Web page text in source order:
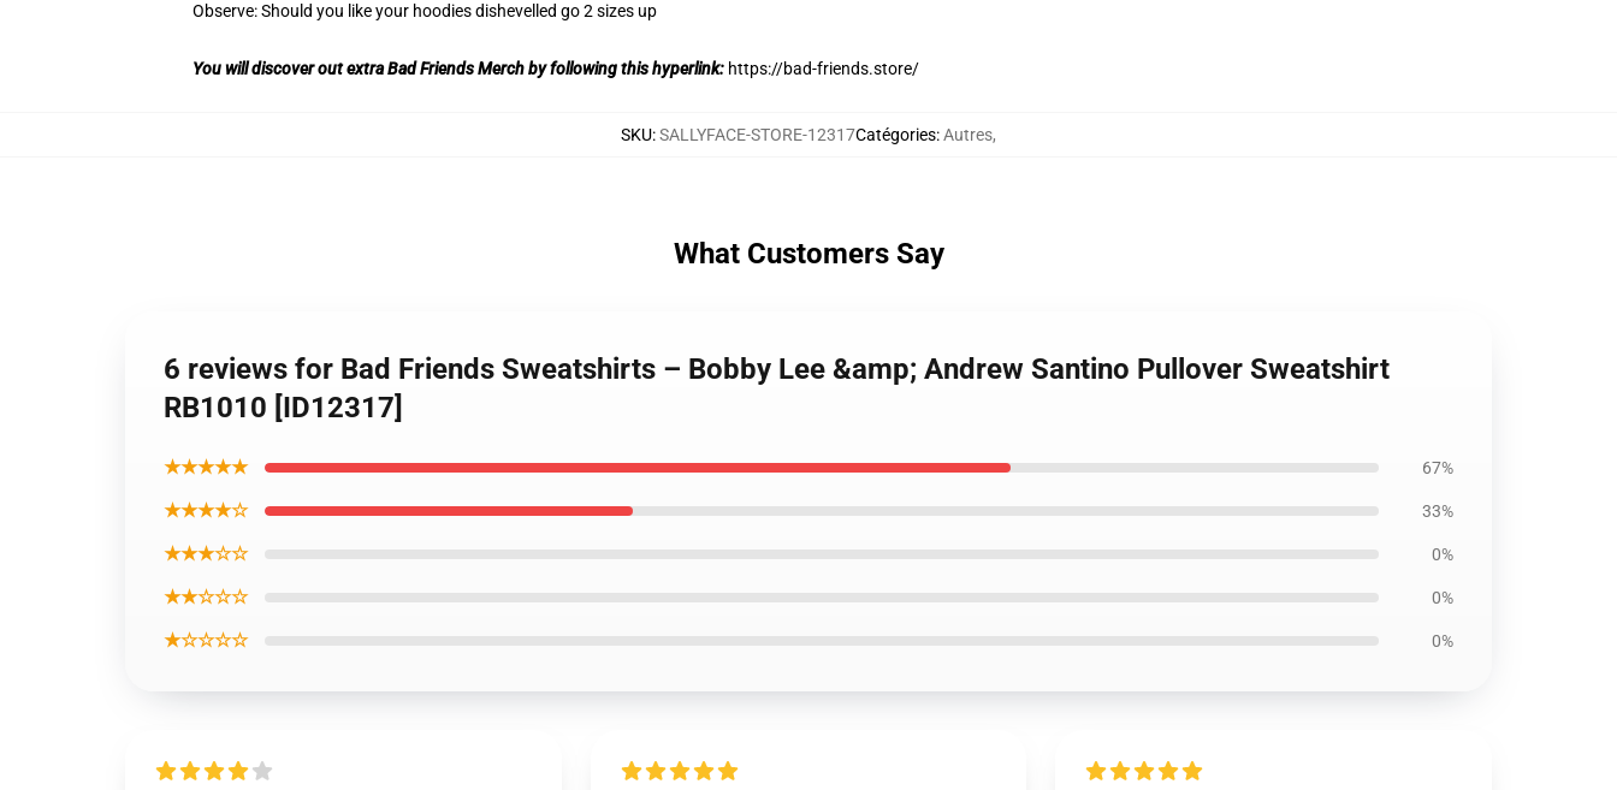
Observe: Should you like your hoodies dishevelled go 2 sizes up
You will discover out extra Bad Friends Merch by following this hyperlink: https://bad-friends.store/
SKU:SALLYFACE-STORE-12317Catégories:Autres,
What Customers Say
6 reviews for Bad Friends Sweatshirts – Bobby Lee &amp; Andrew Santino Pullover Sweatshirt
RB1010 [ID12317]
★★★★★ 67%
★★★★☆ 33%
★★★☆☆ 0%
★★☆☆☆ 0%
★☆☆☆☆ 0%